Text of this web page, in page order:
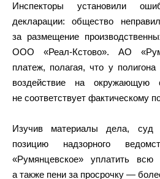
Инспекторы установили
декларации: общество
за размещение
ООО «Реал‑Кстово». АО
платеж, полагая, что у полигона
воздействие на окружающую
не соответствует фактическому
Изучив материалы дела, суд
позицию надзорного
«Румянцевское» уплатить всю
а также пени за просрочку —